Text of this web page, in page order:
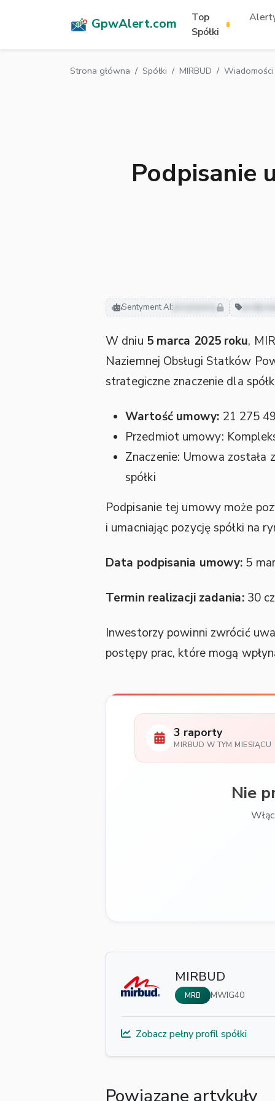
GpwAlert.com
Top
Spółki
Strona główna Spółki MIRBUD Wiadomości
Podpisanie
Sentyment AI: pozytywny
W dniu 5 marca 2025 roku,
Naziemnej Obsługi Statków
strategiczne znaczenie dla
Wartość umowy: 21 275
Przedmiot umowy:
Znaczenie: Umowa
spółki
Podpisanie tej umowy może
i umacniając pozycję spółki na
Data podpisania umowy: 5
Termin realizacji zadania:30
Inwestorzy powinni zwrócić
postępy prac, które mogą
3 raporty
MIRBUD W TYM MIESIĄCU
Nie
MIRBUD
MRB MWIG40
Zobacz pełny profil spółki
Powiązane artykuły